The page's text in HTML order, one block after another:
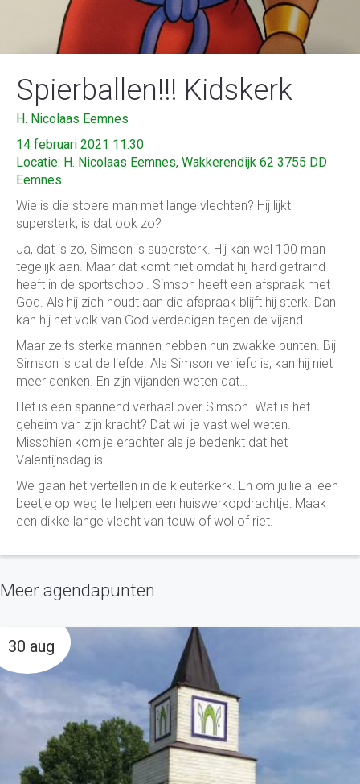
Spierballen!!! Kidskerk
H. Nicolaas Eemnes
14 februari 2021 11:30
Locatie: H. Nicolaas Eemnes, Wakkerendijk 62 3755 DD
Eemnes
Wie is die stoere man met lange vlechten? Hij lijkt
supersterk, is dat ook zo?
Ja, dat is zo, Simson is supersterk. Hij kan wel 100 man
tegelijk aan. Maar dat komt niet omdat hij hard getraind
heeft in de sportschool. Simson heeft een afspraak met
God. Als hij zich houdt aan die afspraak blijft hij sterk. Dan
kan hij het volk van God verdedigen tegen de vijand.
Maar zelfs sterke mannen hebben hun zwakke punten. Bij
Simson is dat de liefde. Als Simson verliefd is, kan hij niet
meer denken. En zijn vijanden weten dat…
Het is een spannend verhaal over Simson. Wat is het
geheim van zijn kracht? Dat wil je vast wel weten.
Misschien kom je erachter als je bedenkt dat het
Valentijnsdag is…
We gaan het vertellen in de kleuterkerk. En om jullie al een
beetje op weg te helpen een huiswerkopdrachtje: Maak
een dikke lange vlecht van touw of wol of riet.
Meer agendapunten
30 aug